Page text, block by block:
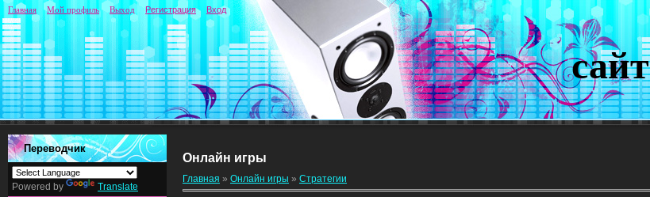
сайт
Главная Мой профиль Выход Регистрация Вход
Переводчик
Powered by Translate
Онлайн игры
Главная » Онлайн игры » Стратегии